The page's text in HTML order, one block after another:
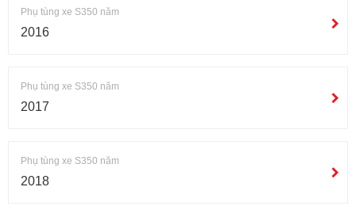
Phụ tùng xe S350 năm
2016
Phụ tùng xe S350 năm
2017
Phụ tùng xe S350 năm
2018